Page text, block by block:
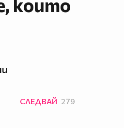
които
СЛЕДВАЙ 279